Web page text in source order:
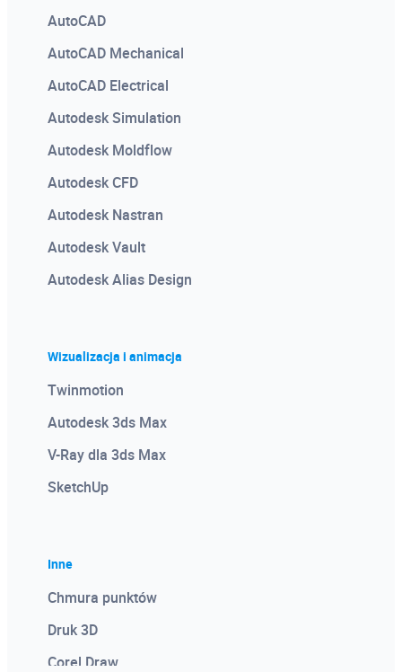
AutoCAD
AutoCAD Mechanical
AutoCAD Electrical
Autodesk Simulation
Autodesk Moldflow
Autodesk CFD
Autodesk Nastran
Autodesk Vault
Autodesk Alias Design
Wizualizacja i animacja
Twinmotion
Autodesk 3ds Max
V-Ray dla 3ds Max
SketchUp
Inne
Chmura punktów
Druk 3D
Corel Draw